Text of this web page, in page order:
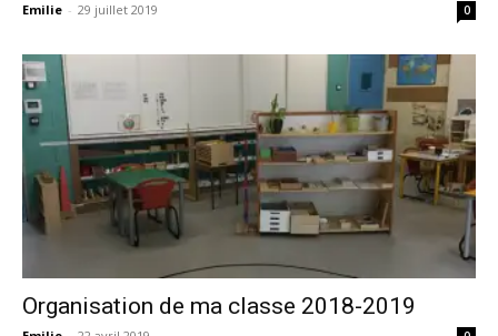
Emilie - 29 juillet 2019 0
Organisation de ma classe 2018-2019